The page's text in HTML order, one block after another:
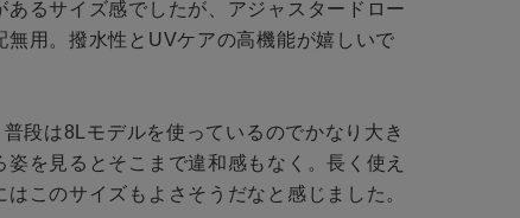
BINGOYA
無料公式アプリダウンロード
あるサイズ感でしたが、アジャスタードロー
無用。撥水性とUVケアの高機能が嬉しいで
段は8Lモデルを使っているのでかなり大き
姿を見るとそこまで違和感もなく。長く使え
このサイズもよさそうだなと感じました。